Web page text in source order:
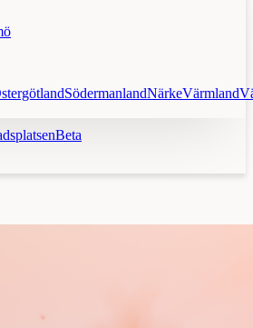
SödermanlandNärkeVärmland
Beta